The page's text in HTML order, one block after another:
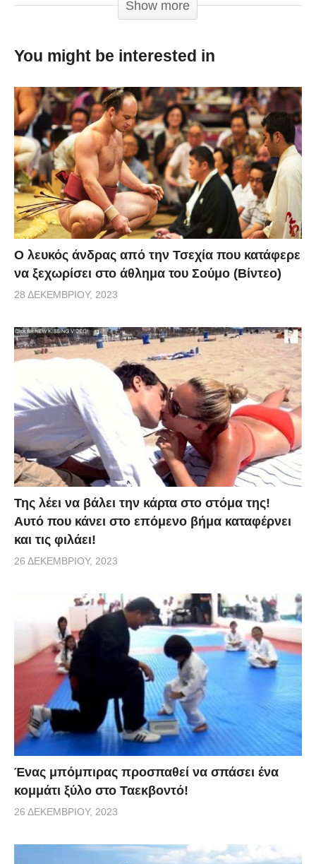
Show more
You might be interested in
Ο λευκός άνδρας από την Τσεχία που κατάφερε
να ξεχωρίσει στο άθλημα του Σούμο (Βίντεο)
28 ΔΕΚΕΜΒΡΊΟΥ, 2023
Της λέει να βάλει την κάρτα στο στόμα της!
Αυτό που κάνει στο επόμενο βήμα καταφέρνει
και τις φιλάει!
26 ΔΕΚΕΜΒΡΊΟΥ, 2023
Ένας μπόμπιρας προσπαθεί να σπάσει ένα
κομμάτι ξύλο στο Ταεκβοντό!
26 ΔΕΚΕΜΒΡΊΟΥ, 2023